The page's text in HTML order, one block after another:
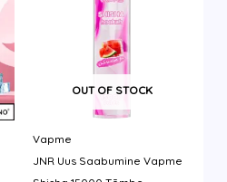
OUT OF STOCK
Vapme
JNR Uus Saabumine Vapme